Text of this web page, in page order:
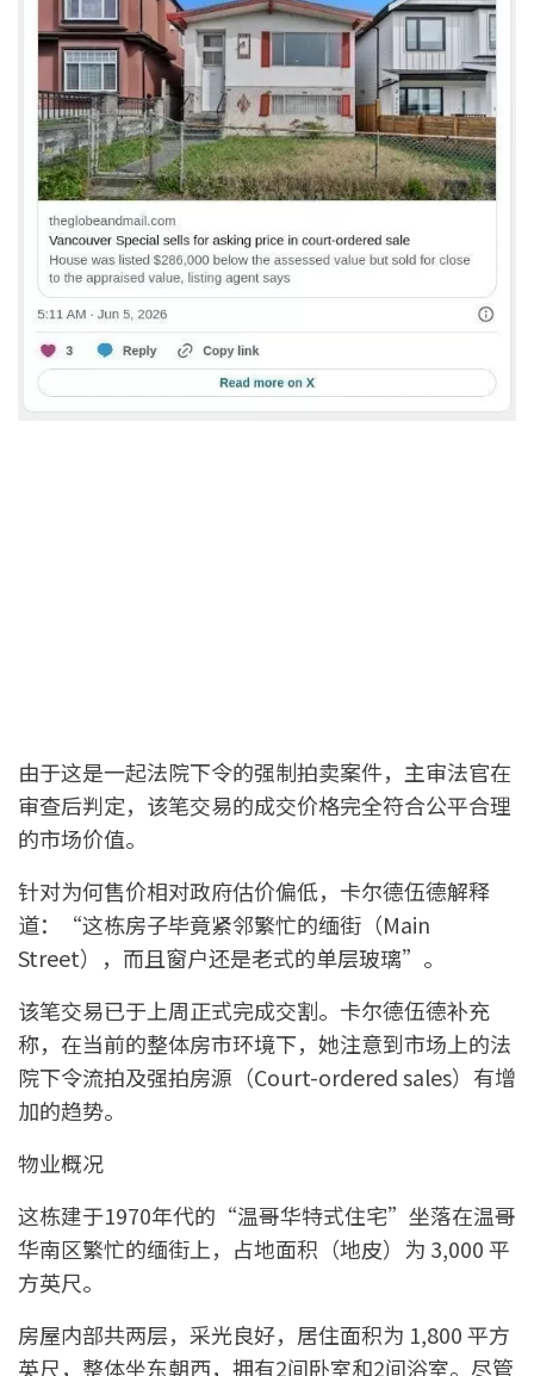
由于这是一起法院下令的强制拍卖案件，主审法官在
审查后判定，该笔交易的成交价格完全符合公平合理
的市场价值。
针对为何售价相对政府估价偏低，卡尔德伍德解释
道：“这栋房子毕竟紧邻繁忙的缅街（Main
Street），而且窗户还是老式的单层玻璃”。
该笔交易已于上周正式完成交割。卡尔德伍德补充
称，在当前的整体房市环境下，她注意到市场上的法
院下令流拍及强拍房源（Court-ordered sales）有增
加的趋势。
物业概况
这栋建于1970年代的“温哥华特式住宅”坐落在温哥
华南区繁忙的缅街上，占地面积（地皮）为 3,000 平
方英尺。
房屋内部共两层，采光良好，居住面积为 1,800 平方
英尺，整体坐东朝西，拥有2间卧室和2间浴室。尽管